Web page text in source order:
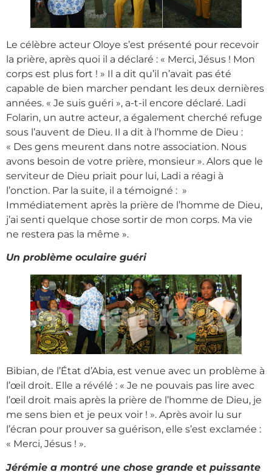
Le célèbre acteur Oloye s’est présenté pour recevoir
la prière, après quoi il a déclaré : « Merci, Jésus ! Mon
corps est plus fort ! » Il a dit qu’il n’avait pas été
capable de bien marcher pendant les deux dernières
années. « Je suis guéri », a-t-il encore déclaré. Ladi
Folarin, un autre acteur, a également cherché refuge
sous l’auvent de Dieu. Il a dit à l’homme de Dieu :
« Des gens meurent dans notre association. Nous
avons besoin de votre prière, monsieur ». Alors que le
serviteur de Dieu priait pour lui, Ladi a réagi à
l’onction. Par la suite, il a témoigné : »
Immédiatement après la prière de l’homme de Dieu,
j’ai senti quelque chose sortir de mon corps. Ma vie
ne restera pas la même ».
Un problème oculaire guéri
Bibian, de l’État d’Abia, est venue avec un problème à
l’œil droit. Elle a révélé : « Je ne pouvais pas lire avec
l’œil droit mais après la prière de l’homme de Dieu, je
me sens bien et je peux voir ! ». Après avoir lu sur
l’écran pour prouver sa guérison, elle s’est exclamée :
« Merci, Jésus ! ».
Jérémie a montré une chose grande et puissante